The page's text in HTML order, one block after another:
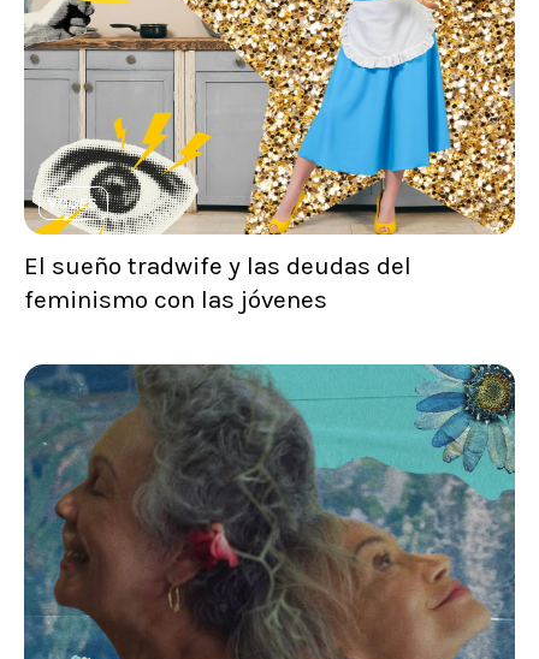
VOCES
El sueño tradwife y las deudas del
feminismo con las jóvenes